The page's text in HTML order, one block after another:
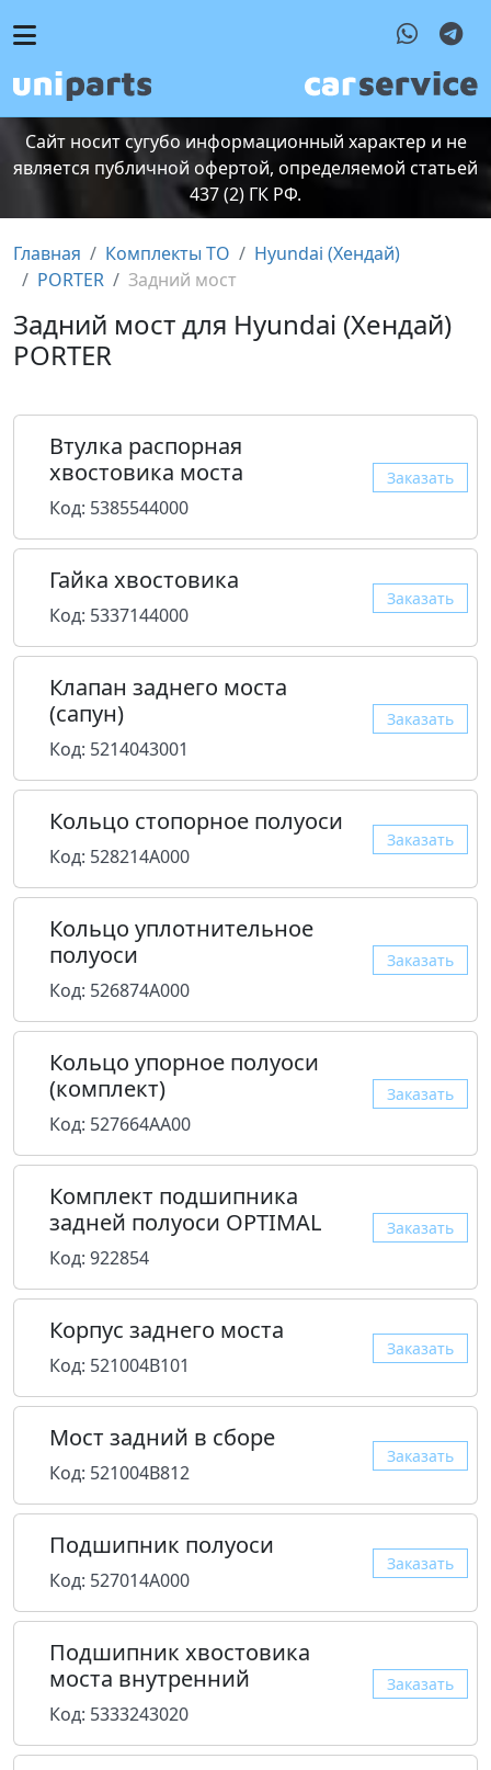
Сайт носит сугубо информационный характер и не
является публичной офертой, определяемой статьей
437 (2) ГК РФ.
Главная Комплекты ТО
Hyundai (Хендай)
PORTER
Задний мост
Задний мост для Hyundai (Хендай)
PORTER
Втулка распорная
хвостовика моста
Код: 5385544000
Заказать
Гайка хвостовика
Код: 5337144000
Заказать
Клапан заднего моста
(сапун)
Код: 5214043001
Заказать
Кольцо стопорное полуоси
Код: 528214A000
Заказать
Кольцо уплотнительное
полуоси
Код: 526874A000
Заказать
Кольцо упорное полуоси
(комплект)
Код: 527664AA00
Заказать
Комплект подшипника
задней полуоси OPTIMAL
Код: 922854
Заказать
Корпус заднего моста
Код: 521004B101
Заказать
Мост задний в сборе
Код: 521004B812
Заказать
Подшипник полуоси
Код: 527014A000
Заказать
Подшипник хвостовика
моста внутренний
Код: 5333243020
Заказать